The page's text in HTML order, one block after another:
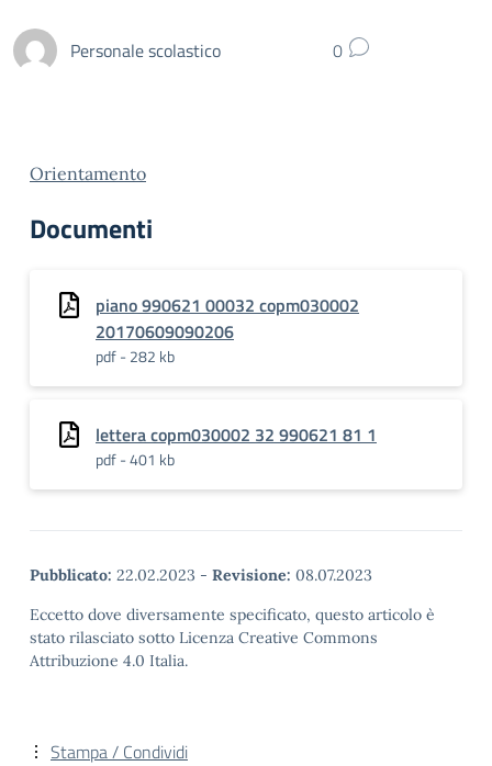
Personale scolastico 0
Orientamento
Documenti
piano 990621 00032 copm030002
20170609090206
pdf - 282 kb
lettera copm030002 32 990621 81 1
pdf - 401 kb
Pubblicato: 22.02.2023 - Revisione: 08.07.2023
Eccetto dove diversamente specificato, questo articolo è
stato rilasciato sotto Licenza Creative Commons
Attribuzione 4.0 Italia.
Stampa / Condividi